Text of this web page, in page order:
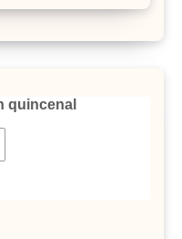
quincenal